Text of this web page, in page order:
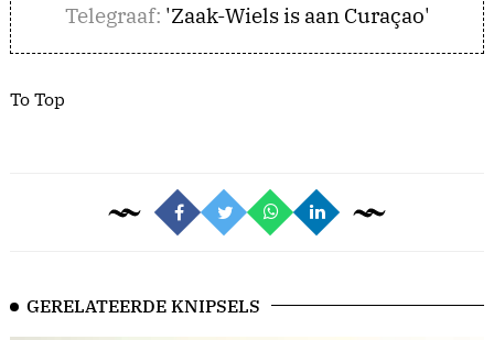
Telegraaf: 'Zaak-Wiels is aan Curaçao'
To Top
GERELATEERDE KNIPSELS